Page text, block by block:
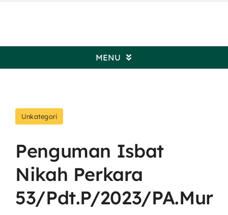
MENU
Profil Pengadilan
Informasi Umum
Unkategori
Penguman Isbat
Nikah Perkara
53/Pdt.P/2023/PA.Mur